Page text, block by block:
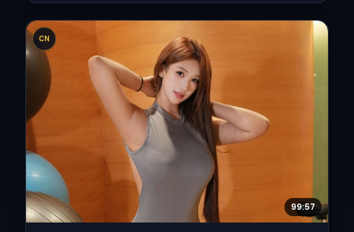
CN
99:57